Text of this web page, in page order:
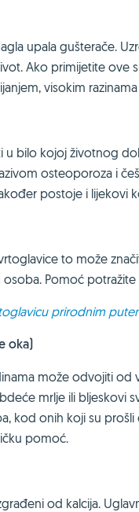
upala gušterače.
Ako primijetite ove
visokim
bilo kojoj životnog
osteoporoza i
postoje i lijekovi
to može
osoba. Pomoć
prirodnim
oka)
može odvojiti
mrlje ili bljeskovi
kod onih koji su
pomoć.
od kalcija.